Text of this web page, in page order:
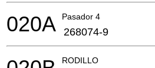
Pasador 4
020A 268074-9
RODILLO